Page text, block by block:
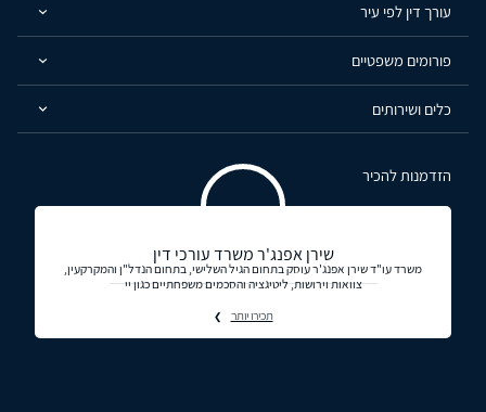
עורך דין לפי עיר
פורומים משפטיים
כלים ושירותים
הזדמנות להכיר
שירן אפנג'ר משרד עורכי דין
משרד עו"ד שירן אפנג'ר עוסק בתחום הגיל השלישי, בתחום הנדל"ן והמקרקעין,
צוואות וירושות, ליטיגציה והסכמים משפחתיים כגון יי
תכירו יותר